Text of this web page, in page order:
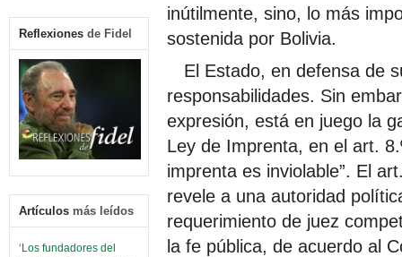
Reflexiones de Fidel
Artículos más leídos
‘Los fundadores del
inútilmente, sino, lo más
sostenida por Bolivia.
El Estado, en defensa de
responsabilidades. Sin
expresión, está en juego la
Ley de Imprenta, en el art.
imprenta es inviolable”. El
revele a una autoridad
requerimiento de juez
la fe pública, de acuerdo al